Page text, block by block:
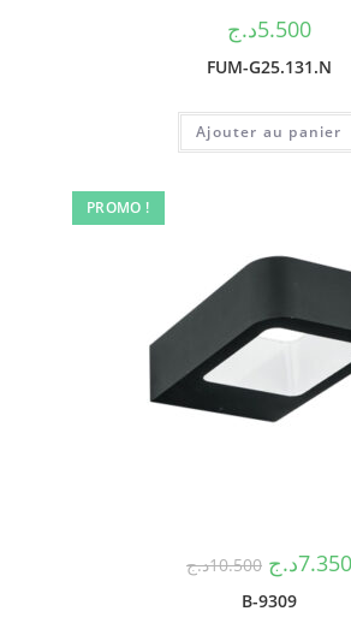
5.500د.ج
FUM-G25.131.N
Ajouter au panier
PROMO !
10.500د.ج 7.350د.ج
B-9309